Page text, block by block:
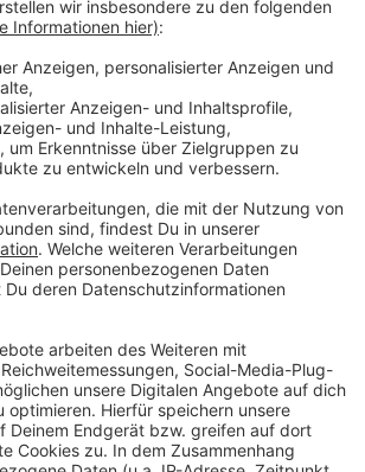
im dem Bereich und
sichert. So kann das DRK die
die Gegebenheiten im Kreisgebiet
sie lernen ihre künftigen Kollegen
praktischen Teil absolvieren die
Bewerbungen - die Nachfrage war
sind heute 19 Schüler in die
gestartet. Die Ausbildung dauert
ist im Neubau an der